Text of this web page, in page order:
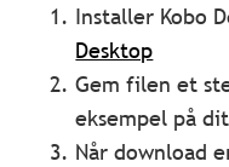
Installer Kobo
Desktop
Gem filen et
eksempel på
Når download